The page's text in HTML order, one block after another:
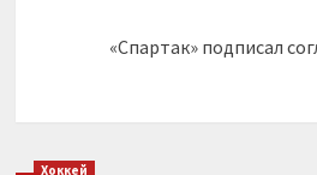
«Спартак» подписал
Хоккей